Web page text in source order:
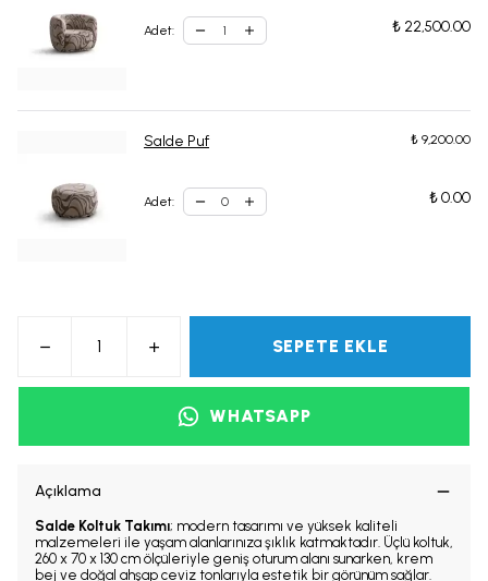
Adet: ₺ 22,500.00
Salde Puf ₺ 9,200.00
Adet: ₺ 0.00
SEPETE EKLE
WHATSAPP
Açıklama
Salde Koltuk Takımı; modern tasarımı ve yüksek kaliteli
malzemeleri ile yaşam alanlarınıza şıklık katmaktadır. Üçlü koltuk,
260 x 70 x 130 cm ölçüleriyle geniş oturum alanı sunarken, krem
bej ve doğal ahşap ceviz tonlarıyla estetik bir görünüm sağlar.